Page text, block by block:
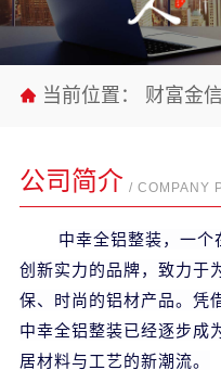
当前位置： 财富金信
公司简介 / COMPANY
中幸全铝整装，一
创新实力的品牌，致力于
保、时尚的铝材产品。凭
中幸全铝整装已经逐步成
居材料与工艺的新潮流。